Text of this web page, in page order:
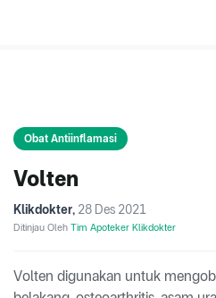
Obat Antiinflamasi
Volten
Klikdokter, 28 Des 2021
Ditinjau Oleh Tim Apoteker Klikdokter
Volten digunakan untuk